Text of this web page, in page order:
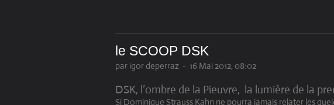
le SCOOP DSK
par igor deperraz - 16 Mai 2012, 08:02
DSK, l’ombre de la Pieuvre, la lumière de la
Si Dominique Strauss Kahn ne pourra jamais relater les